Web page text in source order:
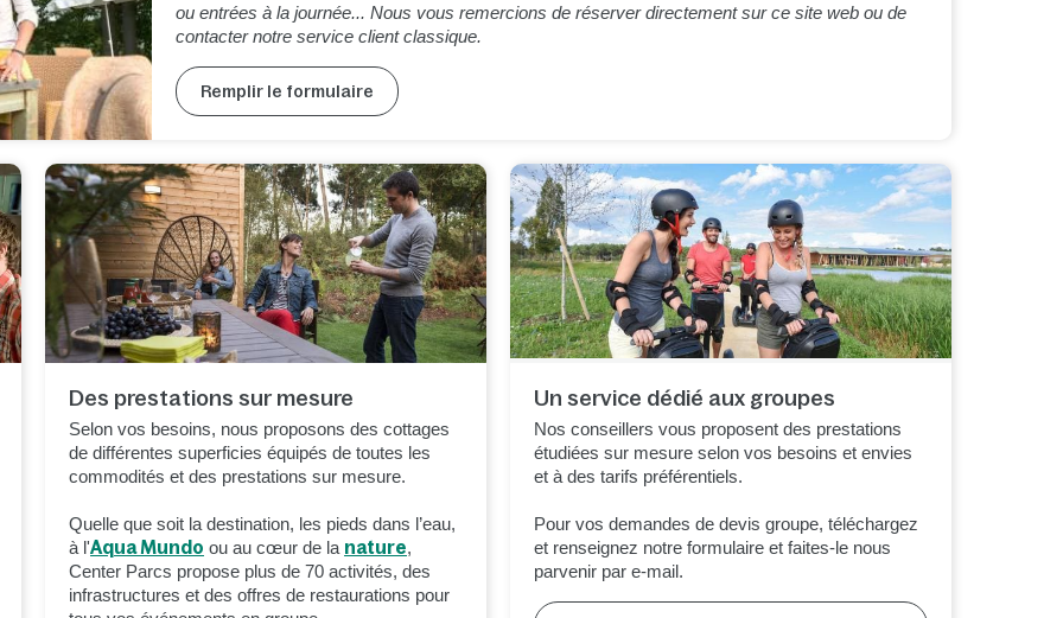
ouentrées à la journée... Nous vous remercions de réserver directement sur ce site web ou de
contacter notre service client classique.
Remplir le formulaire
Des prestations sur mesure
Selon vos besoins, nous proposons des cottages
de différentes superficies équipés de toutes les
commodités et des prestations sur mesure.
Quelle que soit la destination, les pieds dans l’eau,
à l'Aqua Mundo ou au cœur de la nature,
Center Parcs propose plus de 70 activités, des
infrastructures et des offres de restaurations pour
Un service dédié aux groupes
Nos conseillers vous proposent des prestations
étudiées sur mesure selon vos besoins et envies
et à des tarifs préférentiels.
Pour vos demandes de devis groupe, téléchargez
et renseignez notre formulaire et faites-le nous
parvenir par e-mail.